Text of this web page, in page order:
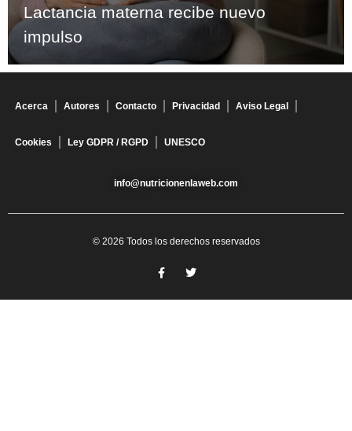
Lactancia materna recibe nuevo
impulso
Acerca Autores Contacto Privacidad Aviso Legal
Cookies Ley GDPR / RGPD UNESCO
info@nutricionenlaweb.com
© 2026 Todos los derechos reservados